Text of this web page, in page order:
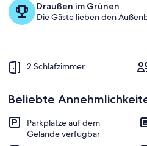
Draußen im Grünen
Die Gäste lieben den
2 Schlafzimmer
Beliebte
Parkplätze auf dem
Gelände verfügbar